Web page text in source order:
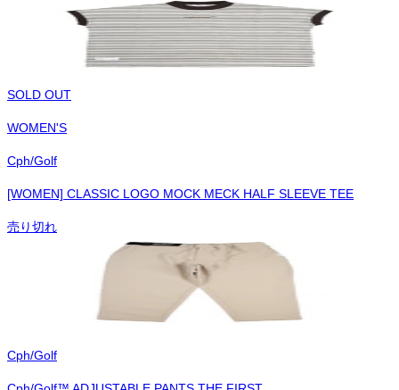
SOLD OUT
WOMEN'S
Cph/Golf
[WOMEN] CLASSIC LOGO MOCK MECK HALF SLEEVE TEE
売り切れ
Cph/Golf